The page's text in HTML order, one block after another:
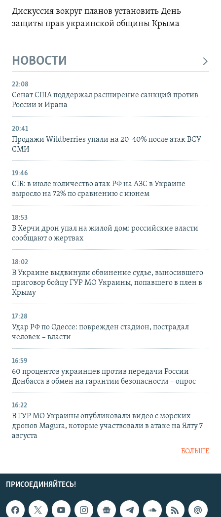
Дискуссия вокруг планов установить День
защиты прав украинской общины Крыма
НОВОСТИ
22:08
Сенат США поддержал расширение санкций против
России и Ирана
20:41
Продажи Wildberries упали на 20-40% после атак ВСУ –
СМИ
19:46
CIR: в июле количество атак РФ на АЗС в Украине
выросло на 72% по сравнению с июнем
18:53
В Керчи дрон упал на жилой дом: российские власти
сообщают о жертвах
18:02
В Украине выдвинули обвинение судье, выносившего
приговор бойцу ГУР МО Украины, попавшего в плен в
Крыму
17:28
Удар РФ по Одессе: поврежден стадион, пострадал
человек – власти
16:59
60 процентов украинцев против передачи России
Донбасса в обмен на гарантии безопасности – опрос
16:22
В ГУР МО Украины опубликовали видео с морских
дронов Magura, которые участвовали в атаке на Ялту 7
августа
БОЛЬШЕ
ПРИСОЕДИНЯЙТЕСЬ!